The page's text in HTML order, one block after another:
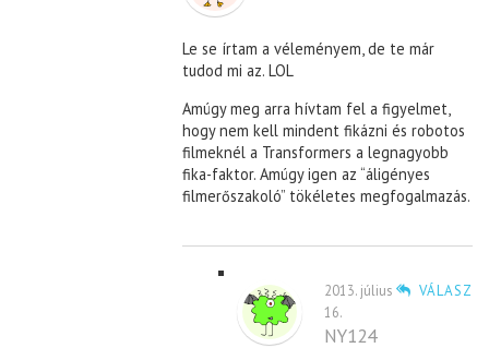
Le se írtam a véleményem, de te már
tudod mi az. LOL
Amúgy meg arra hívtam fel a figyelmet,
hogy nem kell mindent fikázni és robotos
filmeknél a Transformers a legnagyobb
fika-faktor. Amúgy igen az “áligényes
filmerőszakoló” tökéletes megfogalmazás.
VÁLASZ
2013. július
16.
NY124